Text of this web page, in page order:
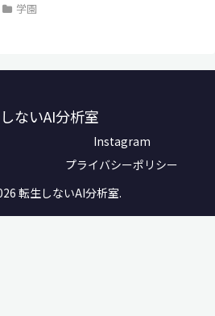
学園
ないAI分析室
Instagram
プライバシーポリシー
転生しないAI分析室.